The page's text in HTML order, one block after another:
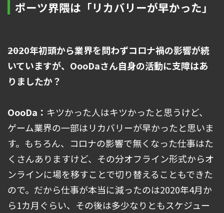
ポーツ界隈は「リカバリーが早かった」
――2020年初頭から業界を問わずコロナ禍の影響が続
いていますが、OooDaさん自身の活動に支障はあ
りましたか？
OooDa： キツかった人はキツかったと思うけど、
ゲーム業界の一部はリカバリーが早かったと思いま
す。もちろん、コロナの影響で無くなった仕事はた
くさんありますけど、その分オフライン形式からオ
ンラインに場を移すことで切り替えることもできた
ので。だから仕事が本当に減ったのは2020年4月か
ら1カ月ぐらい、その後は多少なりともスケジュー